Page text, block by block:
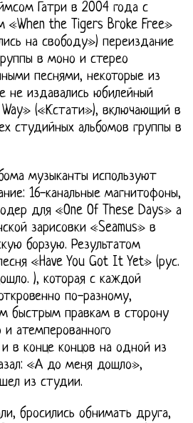
Гатри в 2004 года с
«When the Tigers Broke Free»
на свободу») переиздание
в моно и стерео
песнями, некоторые из
не издавались юбилейный
(«Кстати»), включающий в
студийных альбомов группы в
музыканты используют
16-канальные магнитофоны,
для «One Of These Days» а
зарисовки «Seamus» в
борзую. Результатом
«Have You Got It Yet» (рус.
), которая с каждой
по-разному,
быстрым правкам в сторону
и атемперованного
в конце концов на одной из
«А до меня дошло»,
из студии.
бросились обнимать друга,